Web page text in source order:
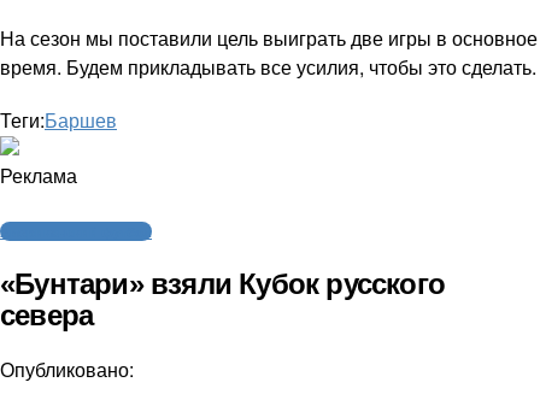
На сезон мы поставили цель выиграть две игры в основное
время. Будем прикладывать все усилия, чтобы это сделать.
Теги:Баршев
Реклама
Американский футбол
«Бунтари» взяли Кубок русского
севера
Опубликовано: